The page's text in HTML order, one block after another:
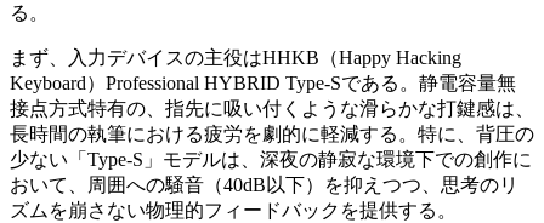
る。
まず、入力デバイスの主役はHHKB（Happy Hacking
Keyboard）Professional HYBRID Type-Sである。静電容量無
接点方式特有の、指先に吸い付くような滑らかな打鍵感は、
長時間の執筆における疲労を劇的に軽減する。特に、背圧の
少ない「Type-S」モデルは、深夜の静寂な環境下での創作に
おいて、周囲への騒音（40dB以下）を抑えつつ、思考のリ
ズムを崩さない物理的フィードバックを提供する。